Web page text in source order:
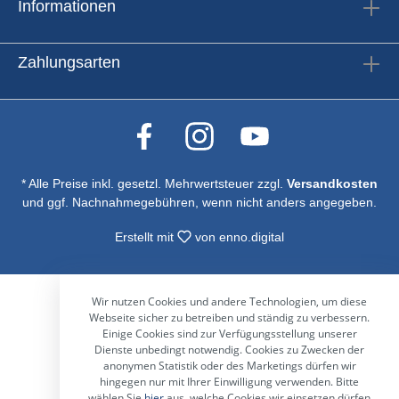
Informationen
Zahlungsarten
* Alle Preise inkl. gesetzl. Mehrwertsteuer zzgl. Versandkosten
und ggf. Nachnahmegebühren, wenn nicht anders angegeben.
Erstellt mit vonenno.digital
Wir nutzen Cookies und andere Technologien, um diese
Webseite sicher zu betreiben und ständig zu verbessern.
Einige Cookies sind zur Verfügungsstellung unserer
Dienste unbedingt notwendig. Cookies zu Zwecken der
anonymen Statistik oder des Marketings dürfen wir
hingegen nur mit Ihrer Einwilligung verwenden. Bitte